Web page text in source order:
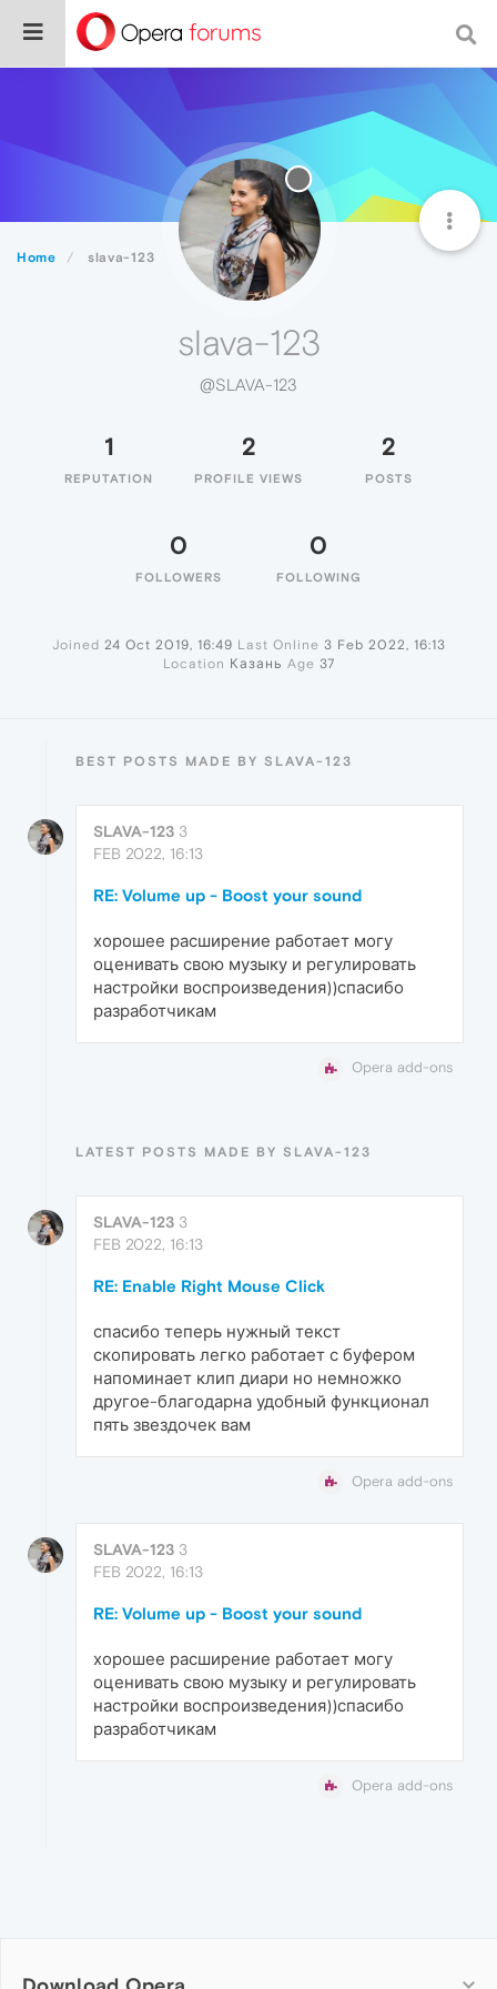
Home slava-123
slava-123
@SLAVA-123
1
REPUTATION
2
PROFILE VIEWS
2
POSTS
0
FOLLOWERS
0
FOLLOWING
Joined 24 Oct 2019, 16:49 Last Online 3 Feb 2022, 16:13
Location Казань Age 37
BEST POSTS MADE BY SLAVA-123
SLAVA-123 3
FEB 2022, 16:13
RE: Volume up - Boost your sound
хорошее расширение работает могу
оценивать свою музыку и регулировать
настройки воспроизведения))спасибо
разработчикам
Opera add-ons
LATEST POSTS MADE BY SLAVA-123
SLAVA-123 3
FEB 2022, 16:13
RE: Enable Right Mouse Click
спасибо теперь нужный текст
скопировать легко работает с буфером
напоминает клип диари но немножко
другое-благодарна удобный функционал
пять звездочек вам
Opera add-ons
SLAVA-123 3
FEB 2022, 16:13
RE: Volume up - Boost your sound
хорошее расширение работает могу
оценивать свою музыку и регулировать
настройки воспроизведения))спасибо
разработчикам
Opera add-ons